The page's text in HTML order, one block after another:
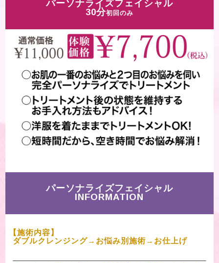
パーソナライズフェイシャル
30分初回のみ
パーソナライズフェイシャル
INFORMATION
【施術内容】
ダブルクレンジング→お悩み別施術→お仕上げ